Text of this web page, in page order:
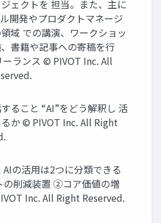
ェクトを 担当。また、主に
開発やプロダクトマネージ
域 での講演、ワークショッ
書籍や記事への寄稿を行
ーランス ©︎ PIVOT Inc. All
ること “AI”をどう解釈し 活
か ©︎ PIVOT Inc. All Right
AIの活用は2つに分類できる
削減装置 ②コア価値の増
Inc. All Right Reserved.